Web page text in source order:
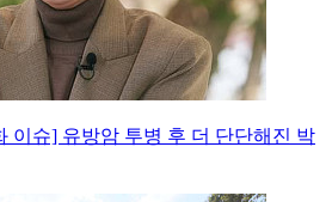
이슈] 유방암 투병 후 더 단단해진 박